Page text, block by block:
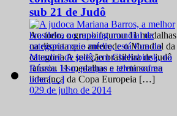
sub 21 de Judô
Ao todo, o grupo faturou 11 medalhas
na disputa que antecede o Mundial da
categoria A seleção brasileira de judô
faturou 11 medalhas e terminou na
liderança da Copa Europeia […]
029 de julho de 2014